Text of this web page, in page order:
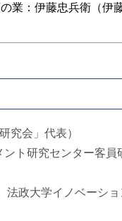
業：伊藤忠兵衛（伊
究会」代表）
ト研究センター客員
法政大学イノベーシ